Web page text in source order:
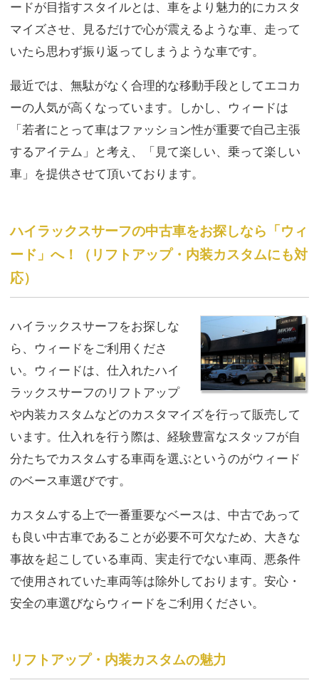
ードが目指すスタイルとは、車をより魅力的にカスタ
マイズさせ、見るだけで心が震えるような車、走って
いたら思わず振り返ってしまうような車です。
最近では、無駄がなく合理的な移動手段としてエコカ
ーの人気が高くなっています。しかし、ウィードは
「若者にとって車はファッション性が重要で自己主張
するアイテム」と考え、「見て楽しい、乗って楽しい
車」を提供させて頂いております。
ハイラックスサーフの中古車をお探しなら「ウィ
ード」へ！（リフトアップ・内装カスタムにも対
応）
ハイラックスサーフをお探しな
ら、ウィードをご利用くださ
い。ウィードは、仕入れたハイ
ラックスサーフの リフトアップ
や内装カスタムなどのカスタマイズを行って販売して
います。仕入れを行う際は、経験豊富なスタッフが自
分たちでカスタムする車両を選ぶというのがウィード
のベース車選びです。
カスタムする上で一番重要なベースは、中古であって
も良い中古車であることが必要不可欠なため、大きな
事故を起こしている車両、実走行でない車両、悪条件
で使用されていた車両等は除外しております。安心・
安全の車選びならウィードをご利用ください。
リフトアップ・内装カスタムの魅力